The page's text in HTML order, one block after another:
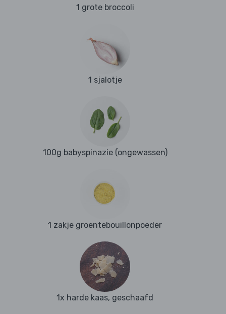
1 grote broccoli
1 sjalotje
100g babyspinazie (ongewassen)
1 zakje groentebouillonpoeder
1x harde kaas, geschaafd